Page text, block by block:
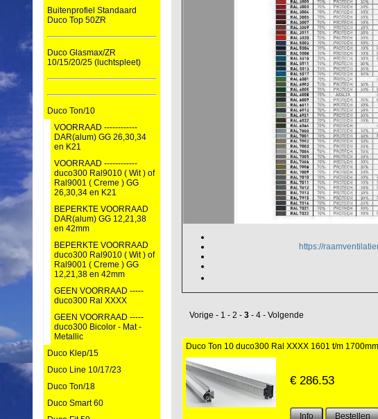
Buitenprofiel Standaard
Duco Top 50ZR
Duco Glasmax/ZR
10/15/20/25 (luchtspleet)
Duco Ton/10
VOORRAAD ------------
DAR(alum) GG 26,30,34
en K21
VOORRAAD ------------
duco300 Ral9010 ( Wit ) of
Ral9001 ( Creme ) GG
26,30,34 en K21
BEPERKTE VOORRAAD
DAR(alum) GG 12,21,38
en 42mm
BEPERKTE VOORRAAD
duco300 Ral9010 ( Wit ) of
Ral9001 ( Creme ) GG
12,21,38 en 42mm
GEEN VOORRAAD -----
duco300 Ral XXXX
GEEN VOORRAAD -----
duco300 Bicolor - Mat -
Metallic
Duco Klep/15
Duco Line 10/17/23
Duco Ton/18
Duco Smart 60
https://
Vorige - 1 - 2 - 3 - 4 - Volgende
Duco Ton 10 duco300 Ral XXXX 1601 t/m 1700mm
€ 286.53